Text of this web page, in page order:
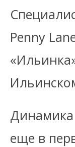
Penny
Динамика
еще в